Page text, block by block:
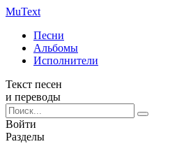
MuText
Песни
Альбомы
Исполнители
Текст песен
и переводы
Войти
Разделы